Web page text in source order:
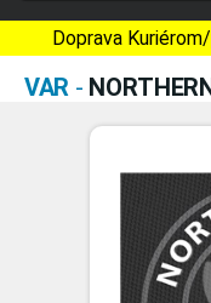
Doprava
VAR -